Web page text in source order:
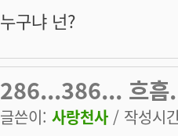
누구냐 넌?
286...386... 흐흠
글쓴이: 사랑천사 / 작성시